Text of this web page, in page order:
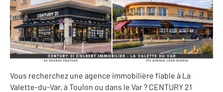
Vous recherchez une agence immobilière fiable à La
Valette-du-Var, à Toulon ou dans le Var ? CENTURY 21